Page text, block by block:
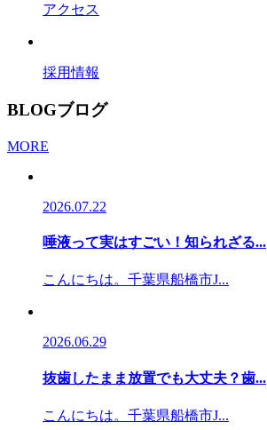
アクセス
採用情報
BLOGブログ
MORE
2026.07.22
唾液って実はすごい！知られざる...
こんにちは。千葉県船橋市J...
2026.06.29
抜歯したまま放置でも大丈夫？歯...
こんにちは。千葉県船橋市J...